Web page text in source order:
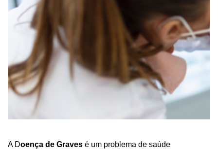
A Doença de Graves é um problema de saúde